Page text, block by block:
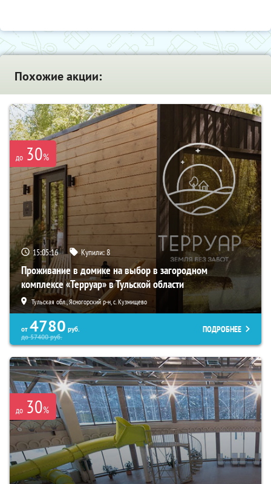
Похожие акции:
до 30%
15:05:15 Купили:8
Проживание в домике на выбор в загородном
комплексе «Терруар» в Тульской области
Тульская обл., Ясногорский р-н, с. Кузмищево
от 4780 руб.
до57400руб.
ПОДРОБНЕЕ
до 30%